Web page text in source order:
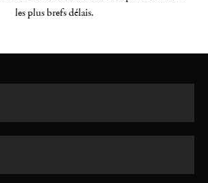
les plus brefs délais.